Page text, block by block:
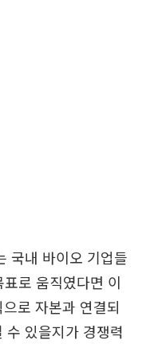
국내 바이오 기업들
로 움직였다면 이
로 자본과 연결되
있을지가 경쟁력